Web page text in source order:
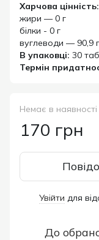
Харчова цінність:
жири — 0 г
білки - 0 г
вуглеводи — 90,9
В упаковці: 30
Термін
Немає в наявності
170 грн
Увійти для
До